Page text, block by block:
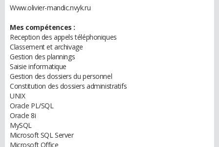
Www.olivier-mandic.nvyk.ru
Mes compétences :
Reception des appels téléphoniques
Classement et archivage
Gestion des plannings
Saisie informatique
Gestion des dossiers du personnel
Constitution des dossiers administratifs
UNIX
Oracle PL/SQL
Oracle 8i
MySQL
Microsoft SQL Server
Microsoft Office